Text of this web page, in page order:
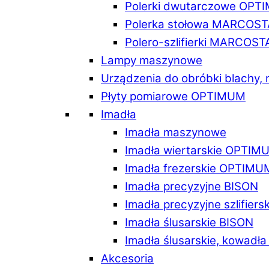
Polerki dwutarczowe
Polerka stołowa
Polero-szlifierki
Lampy maszynowe
Urządzenia do obróbki blachy,
Płyty pomiarowe OPTIMUM
Imadła
Imadła maszynowe
Imadła wiertarskie
Imadła frezerskie
Imadła precyzyjne BISON
Imadła precyzyjne
Imadła ślusarskie BISON
Imadła ślusarskie,
Akcesoria